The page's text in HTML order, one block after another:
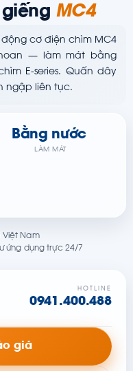
MC4
cơ điện chìm MC4
— làm mát bằng
E-series. Quấn dây
ngập liên tục.
Bằng nước
LÀM MÁT
Việt Nam
ứng dụng trực 24/7
HOTLINE
0941.400.488
giá